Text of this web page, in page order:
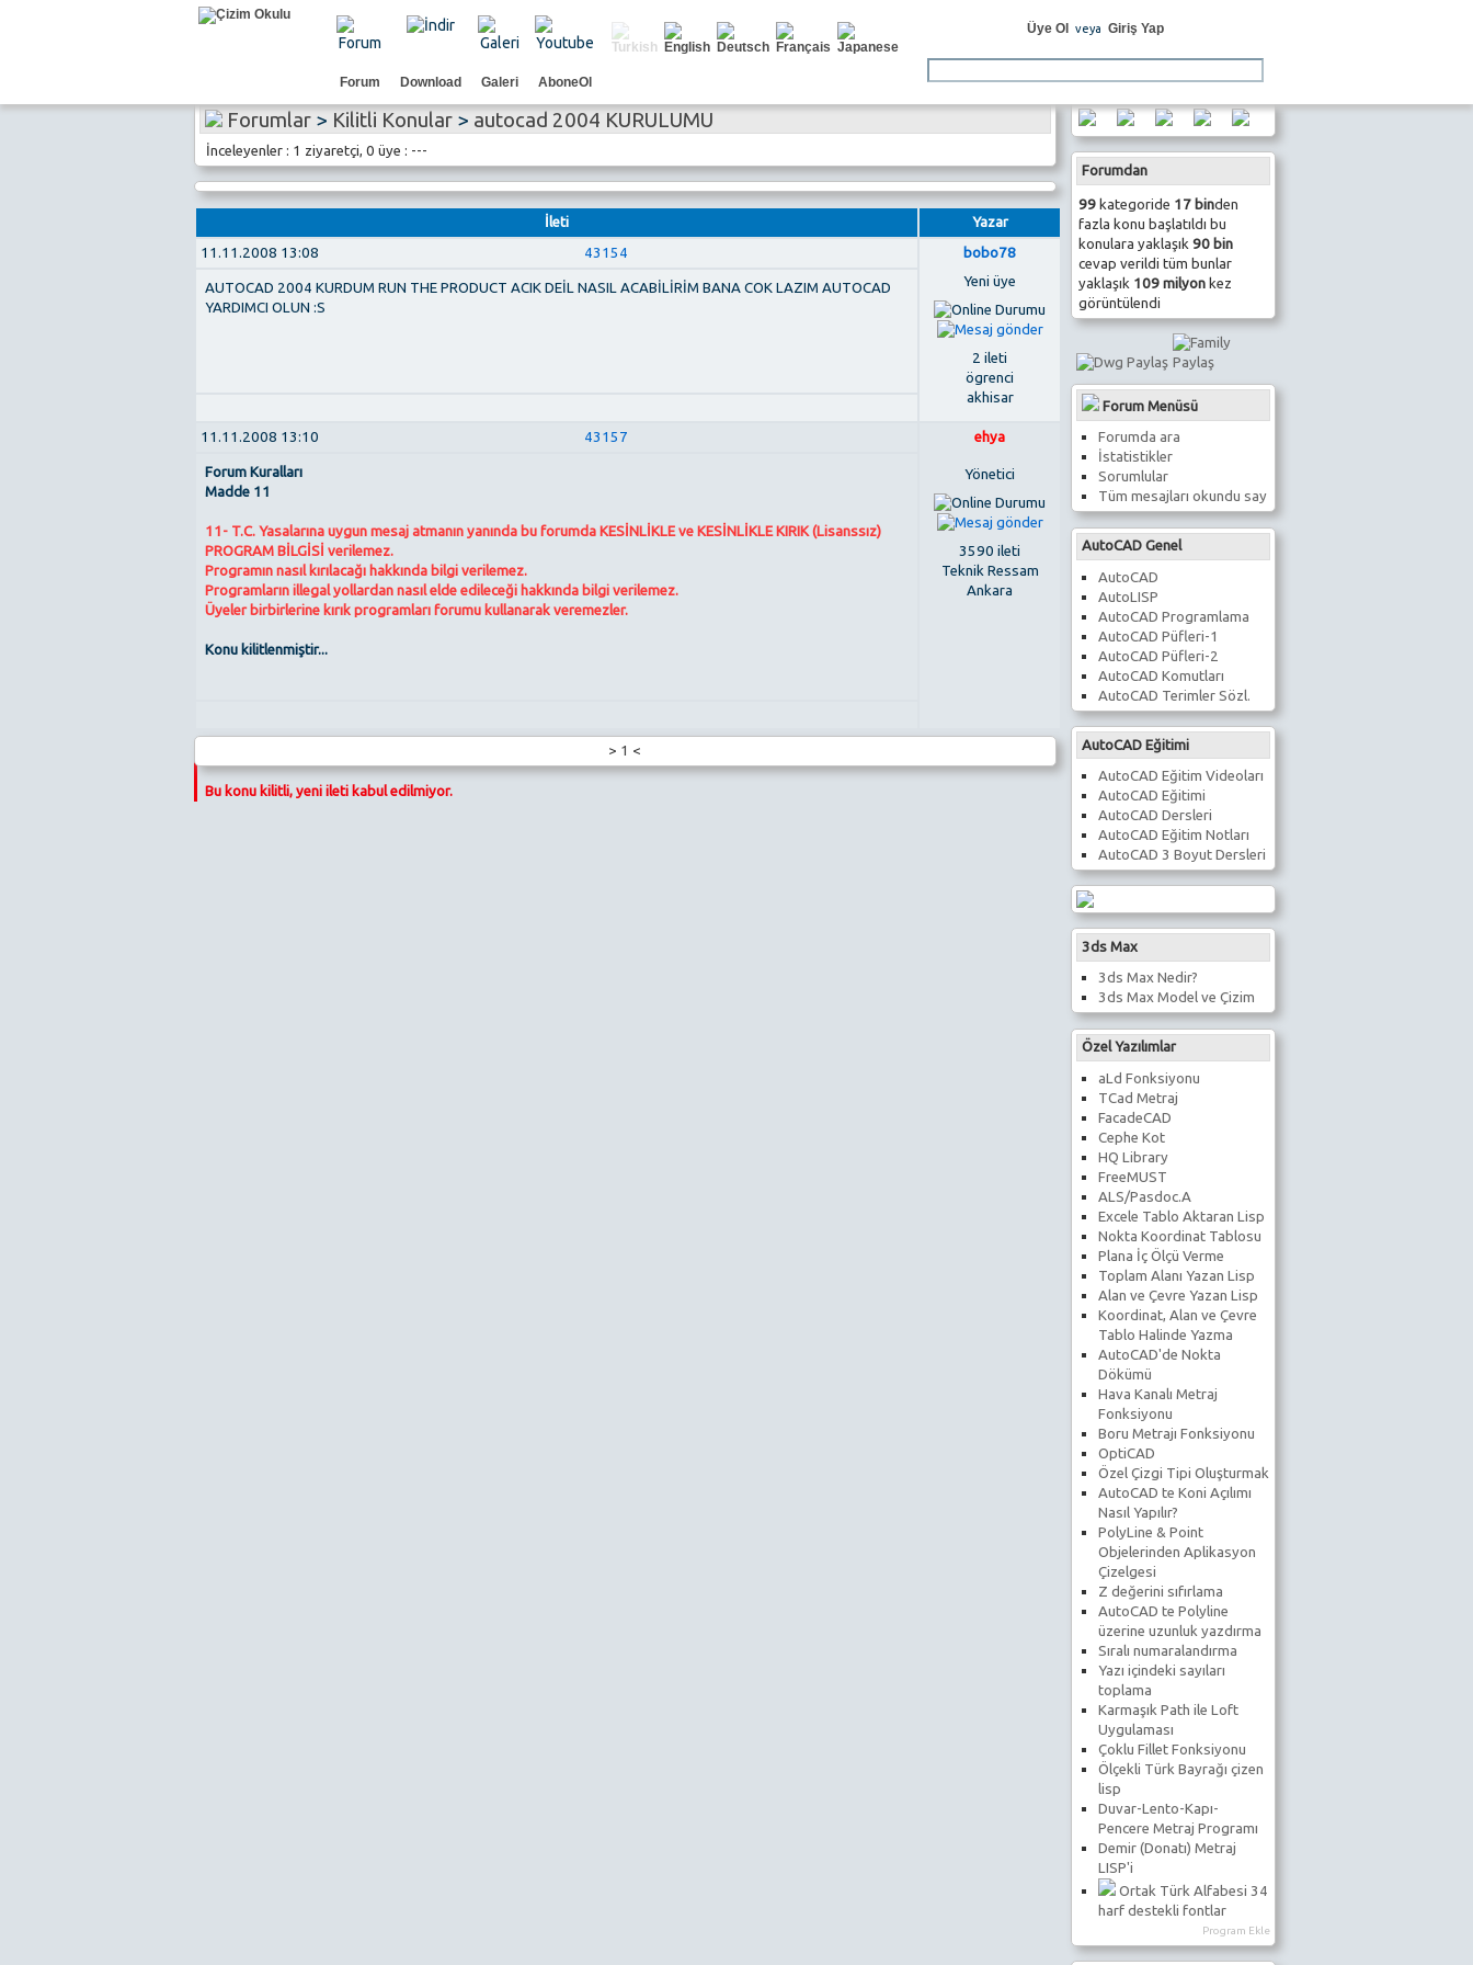
Forum Download Galeri AboneOl
Üye Ol veya Giriş Yap
Forumdan
99kategoride 17 binden
fazla konu başlatıldı bu
konulara yaklaşık 90 bin
cevap verildi tüm bunlar
yaklaşık 109 milyonkez
görüntülendi
Forum Menüsü
Forumda ara
İstatistikler
Sorumlular
Tüm mesajları okundu say
AutoCAD Genel
AutoCAD
AutoLISP
AutoCAD Programlama
AutoCAD Püfleri-1
AutoCAD Püfleri-2
AutoCAD Komutları
AutoCAD Terimler Sözl.
AutoCAD Eğitimi
AutoCAD Eğitim Videoları
AutoCAD Eğitimi
AutoCAD Dersleri
AutoCAD Eğitim Notları
AutoCAD 3 Boyut Dersleri
3ds Max
3ds Max Nedir?
3ds Max Model ve Çizim
Özel Yazılımlar
aLd Fonksiyonu
TCad Metraj
FacadeCAD
Cephe Kot
HQ Library
FreeMUST
ALS/Pasdoc.A
Excele Tablo Aktaran Lisp
Nokta Koordinat Tablosu
Plana İç Ölçü Verme
Toplam Alanı Yazan Lisp
Alan ve Çevre Yazan Lisp
Koordinat, Alan ve Çevre
Tablo Halinde Yazma
AutoCAD'de Nokta
Dökümü
Hava Kanalı Metraj
Fonksiyonu
Boru Metrajı Fonksiyonu
OptiCAD
Özel Çizgi Tipi Oluşturmak
AutoCAD te Koni Açılımı
Nasıl Yapılır?
PolyLine & Point
Objelerinden Aplikasyon
Çizelgesi
Z değerini sıfırlama
AutoCAD te Polyline
üzerine uzunluk yazdırma
Sıralı numaralandırma
Yazı içindeki sayıları
toplama
Karmaşık Path ile Loft
Uygulaması
Çoklu Fillet Fonksiyonu
Ölçekli Türk Bayrağı çizen
lisp
Duvar-Lento-Kapı-
Pencere Metraj Programı
Demir (Donatı) Metraj
LISP'i
Ortak Türk Alfabesi 34
harf destekli fontlar
Program Ekle
Forumlar> Kilitli Konular> autocad 2004 KURULUMU
İnceleyenler : 1 ziyaretçi, 0 üye : ---
İleti
Yazar
11.11.2008 13:08
43154
bobo78
Yeni üye
2 ileti
ögrenci
akhisar
AUTOCAD 2004 KURDUM RUN THE PRODUCT ACIK DEİL NASIL ACABİLİRİM BANA COK LAZIM AUTOCAD
YARDIMCI OLUN :S
11.11.2008 13:10 43157 ehya
Yönetici
3590 ileti
Teknik Ressam
Ankara
Forum Kuralları
Madde 11
11- T.C. Yasalarına uygun mesaj atmanın yanında bu forumda KESİNLİKLE ve KESİNLİKLE KIRIK (Lisanssız)
PROGRAM BİLGİSİ verilemez.
Programın nasıl kırılacağı hakkında bilgi verilemez.
Programların illegal yollardan nasıl elde edileceği hakkında bilgi verilemez.
Üyeler birbirlerine kırık programları forumu kullanarak veremezler.
Konu kilitlenmiştir...
> 1 <
Bu konu kilitli, yeni ileti kabul edilmiyor.